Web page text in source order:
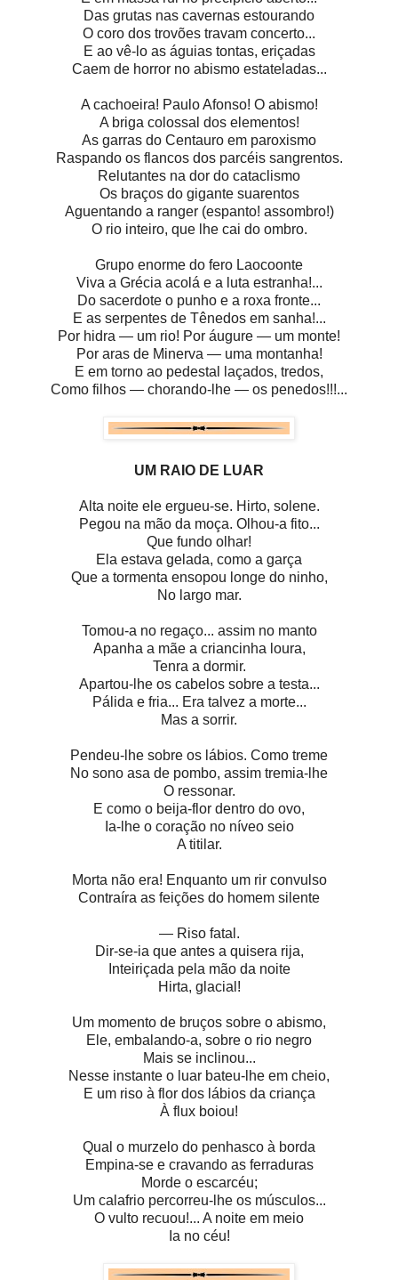
Das grutas nas cavernas estourando
O coro dos trovões travam concerto...
E ao vê-lo as águias tontas, eriçadas
Caem de horror no abismo estateladas...
A cachoeira! Paulo Afonso! O abismo!
A briga colossal dos elementos!
As garras do Centauro em paroxismo
Raspando os flancos dos parcéis sangrentos.
Relutantes na dor do cataclismo
Os braços do gigante suarentos
Aguentando a ranger (espanto! assombro!)
O rio inteiro, que lhe cai do ombro.
Grupo enorme do fero Laocoonte
Viva a Grécia acolá e a luta estranha!...
Do sacerdote o punho e a roxa fronte...
E as serpentes de Tênedos em sanha!...
Por hidra — um rio! Por áugure — um monte!
Por aras de Minerva — uma montanha!
E em torno ao pedestal laçados, tredos,
Como filhos — chorando-lhe — os penedos!!!...
UM RAIO DE LUAR
Alta noite ele ergueu-se. Hirto, solene.
Pegou na mão da moça. Olhou-a fito...
Que fundo olhar!
Ela estava gelada, como a garça
Que a tormenta ensopou longe do ninho,
No largo mar.
Tomou-a no regaço... assim no manto
Apanha a mãe a criancinha loura,
Tenra a dormir.
Apartou-lhe os cabelos sobre a testa...
Pálida e fria... Era talvez a morte...
Mas a sorrir.
Pendeu-lhe sobre os lábios. Como treme
No sono asa de pombo, assim tremia-lhe
O ressonar.
E como o beija-flor dentro do ovo,
Ia-lhe o coração no níveo seio
A titilar.
Morta não era! Enquanto um rir convulso
Contraíra as feições do homem silente
— Riso fatal.
Dir-se-ia que antes a quisera rija,
Inteiriçada pela mão da noite
Hirta, glacial!
Um momento de bruços sobre o abismo,
Ele, embalando-a, sobre o rio negro
Mais se inclinou...
Nesse instante o luar bateu-lhe em cheio,
E um riso à flor dos lábios da criança
À flux boiou!
Qual o murzelo do penhasco à borda
Empina-se e cravando as ferraduras
Morde o escarcéu;
Um calafrio percorreu-lhe os músculos...
O vulto recuou!... A noite em meio
Ia no céu!